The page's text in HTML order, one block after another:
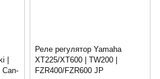
|
Can-
Реле регулятор Yamaha
XT225/XT600 | TW200 |
FZR400/FZR600 JP